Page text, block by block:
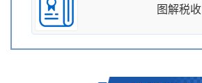
图解税收